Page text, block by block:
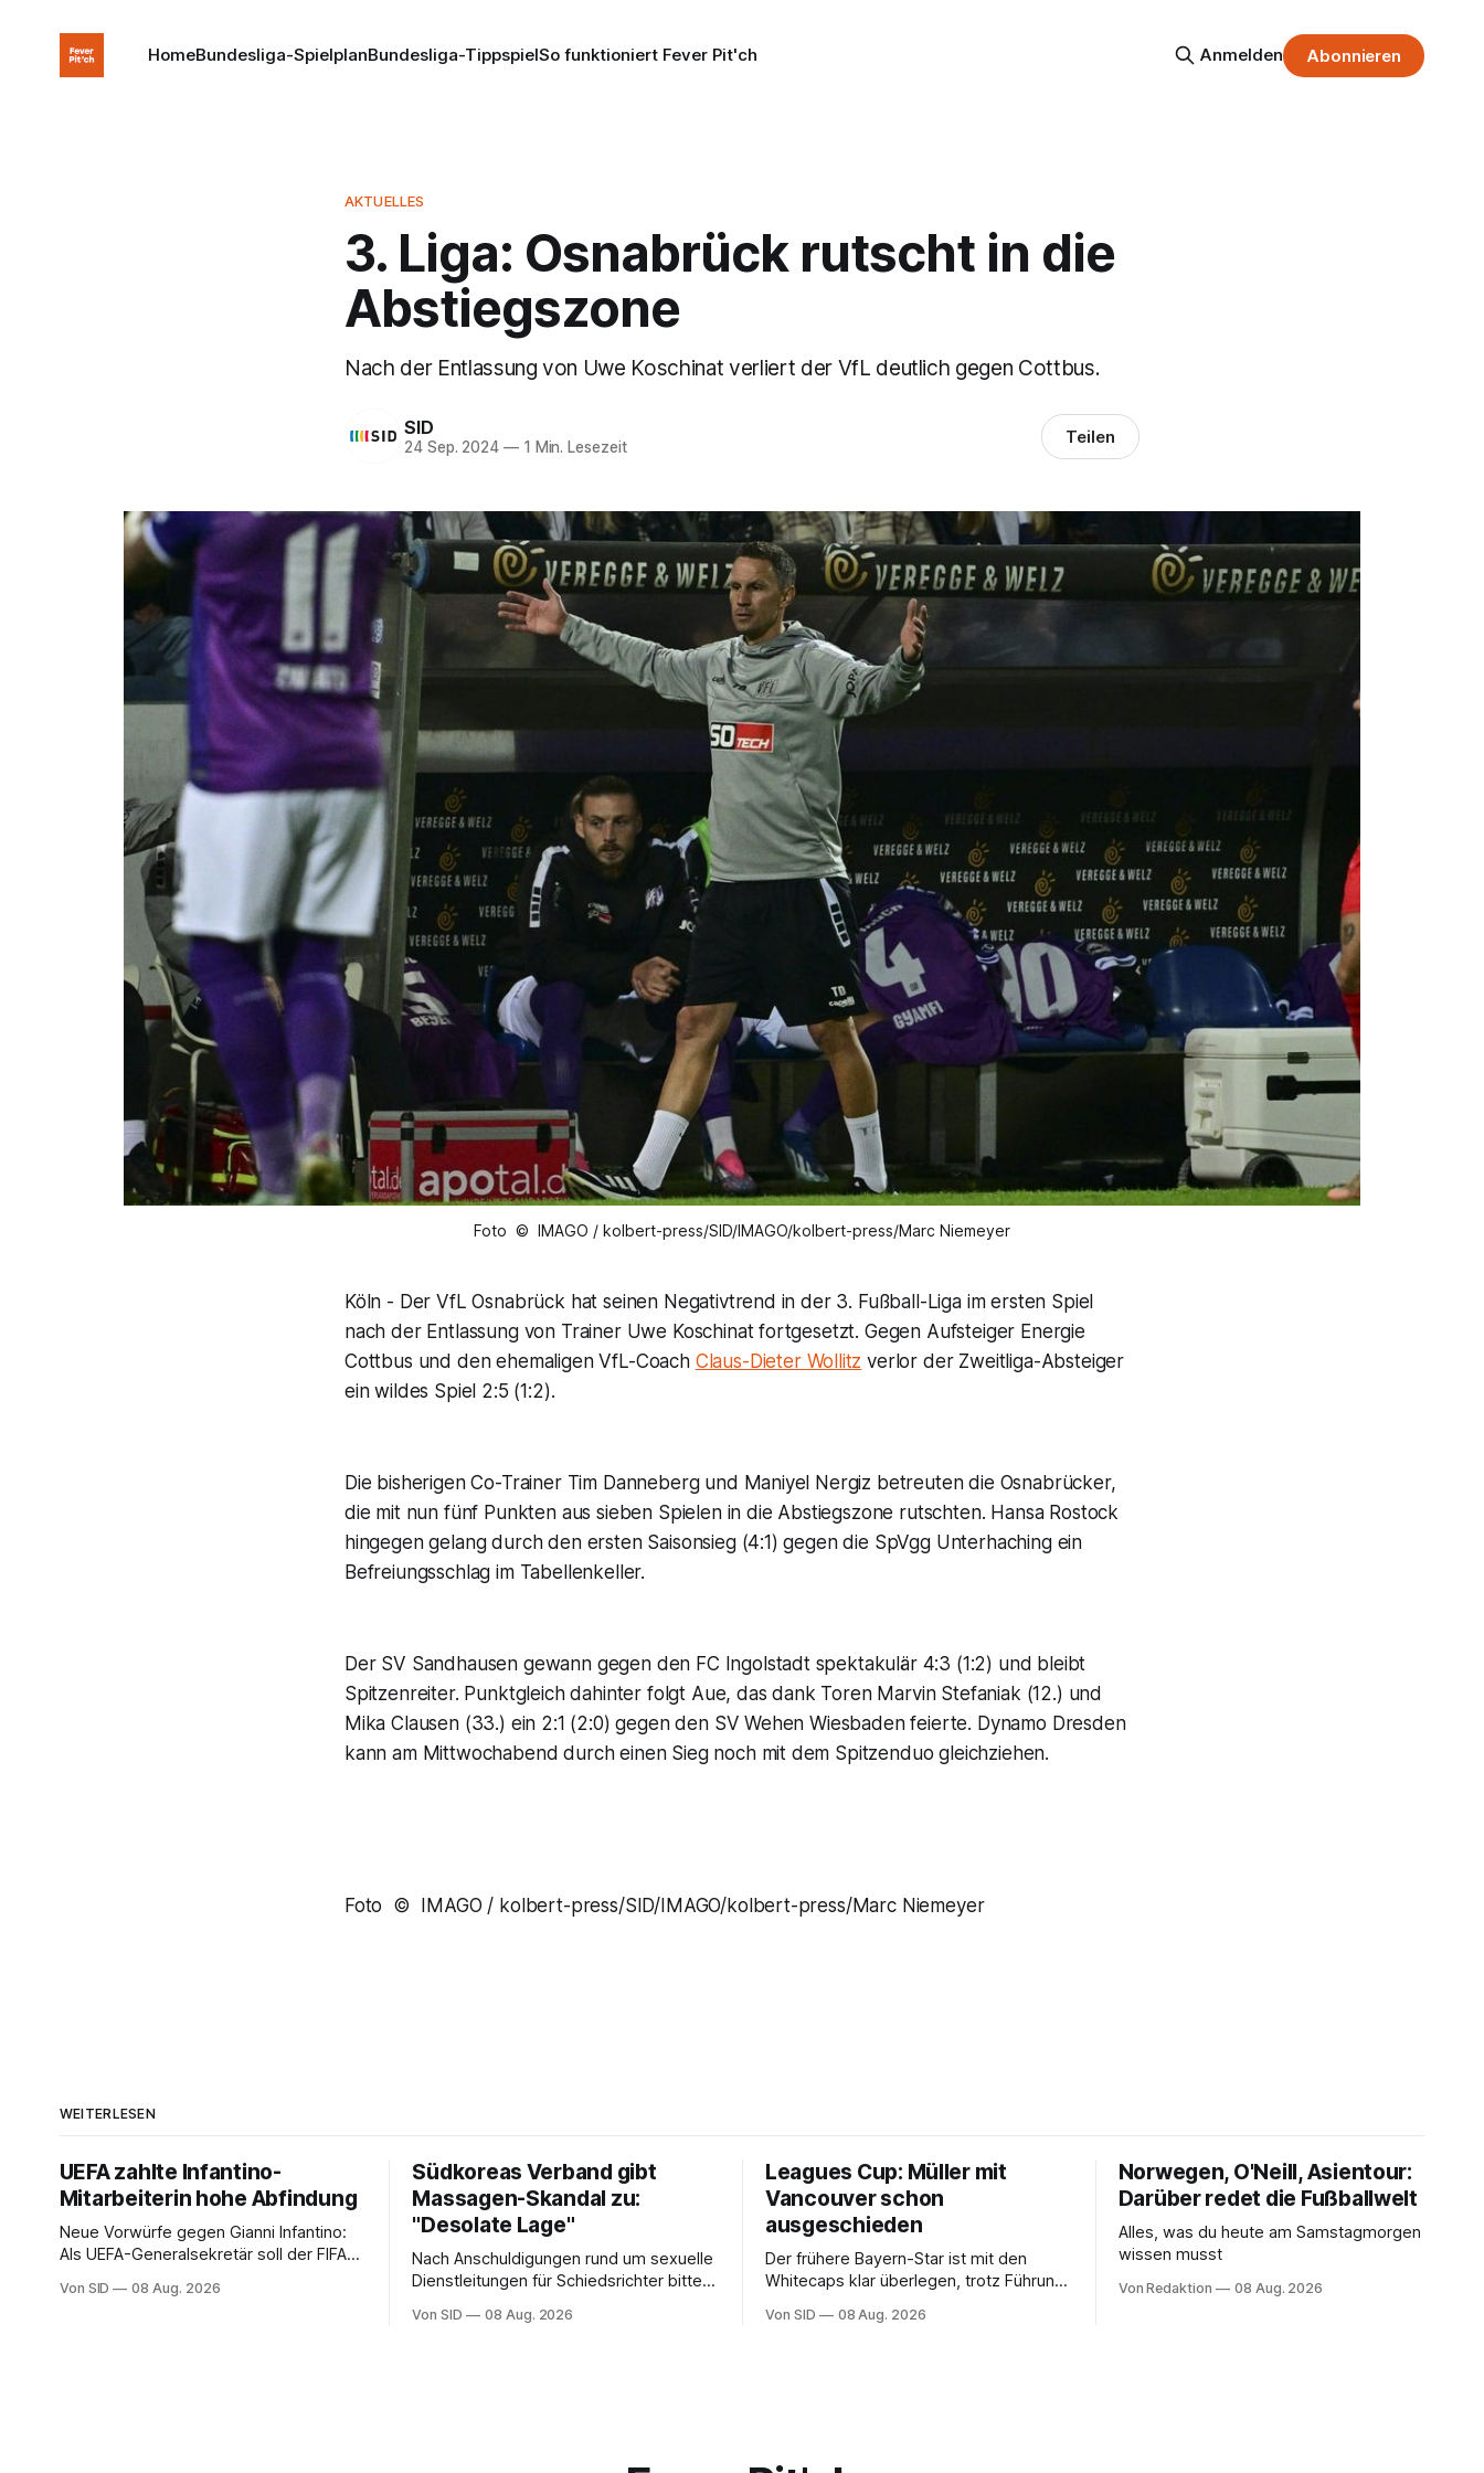
HomeBundesliga-SpielplanBundesliga-TippspielSo funktioniert Fever Pit'ch Anmelden Abonnieren
AKTUELLES
3. Liga: Osnabrück rutscht in die
Abstiegszone
Nach der Entlassung von Uwe Koschinat verliert der VfL deutlich gegen Cottbus.
SID
24 Sep. 2024 —1 Min. Lesezeit Teilen
Foto © IMAGO / kolbert-press/SID/IMAGO/kolbert-press/Marc Niemeyer
Köln - Der VfL Osnabrück hat seinen Negativtrend in der 3. Fußball-Liga im ersten Spiel
nach der Entlassung von Trainer Uwe Koschinat fortgesetzt. Gegen Aufsteiger Energie
Cottbus und den ehemaligen VfL-Coach Claus-Dieter Wollitz verlor der Zweitliga-Absteiger
ein wildes Spiel 2:5 (1:2).
Die bisherigen Co-Trainer Tim Danneberg und Maniyel Nergiz betreuten die Osnabrücker,
die mit nun fünf Punkten aus sieben Spielen in die Abstiegszone rutschten. Hansa Rostock
hingegen gelang durch den ersten Saisonsieg (4:1) gegen die SpVgg Unterhaching ein
Befreiungsschlag im Tabellenkeller.
Der SV Sandhausen gewann gegen den FC Ingolstadt spektakulär 4:3 (1:2) und bleibt
Spitzenreiter. Punktgleich dahinter folgt Aue, das dank Toren Marvin Stefaniak (12.) und
Mika Clausen (33.) ein 2:1 (2:0) gegen den SV Wehen Wiesbaden feierte. Dynamo Dresden
kann am Mittwochabend durch einen Sieg noch mit dem Spitzenduo gleichziehen.
Foto © IMAGO / kolbert-press/SID/IMAGO/kolbert-press/Marc Niemeyer
WEITERLESEN
UEFA zahlte Infantino-
Mitarbeiterin hohe Abfindung
Neue Vorwürfe gegen Gianni Infantino:
Als UEFA-Generalsekretär soll der FIFA-
hohe Abfindung ausgehandelt haben.
Von SID 08 Aug. 2026
Südkoreas Verband gibt
Massagen-Skandal zu:
"Desolate Lage"
Nach Anschuldigungen rund um sexuelle
Dienstleitungen für Schiedsrichter bittet
Entschuldigung.
Von SID 08 Aug. 2026
Leagues Cup: Müller mit
Vancouver schon
ausgeschieden
Der frühere Bayern-Star ist mit den
Whitecaps klar überlegen, trotz Führung
Aus abzuwenden.
Von SID 08 Aug. 2026
Norwegen, O'Neill, Asientour:
Darüber redet die Fußballwelt
Alles, was du heute am Samstagmorgen
wissen musst
Von Redaktion 08 Aug. 2026